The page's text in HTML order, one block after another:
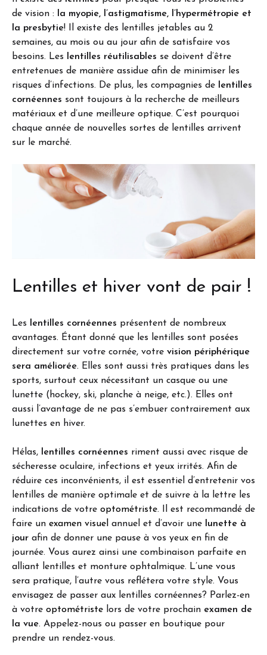
de vision : la myopie, l’astigmatisme, l’hypermétropie et
la presbytie! Il existe des lentilles jetables au 2
semaines, au mois ou au jour afin de satisfaire vos
besoins. Les lentilles réutilisables se doivent d’être
entretenues de manière assidue afin de minimiser les
risques d’infections. De plus, les compagnies de lentilles
cornéennes sont toujours à la recherche de meilleurs
matériaux et d’une meilleure optique. C’est pourquoi
chaque année de nouvelles sortes de lentilles arrivent
sur le marché.
Lentilles et hiver vont de pair !
Les lentilles cornéennes présentent de nombreux
avantages. Étant donné que les lentilles sont posées
directement sur votre cornée, votre vision périphérique
sera améliorée. Elles sont aussi très pratiques dans les
sports, surtout ceux nécessitant un casque ou une
lunette (hockey, ski, planche à neige, etc.). Elles ont
aussi l’avantage de ne pas s’embuer contrairement aux
lunettes en hiver.
Hélas, lentilles cornéennes riment aussi avec risque de
sécheresse oculaire, infections et yeux irrités. Afin de
réduire ces inconvénients, il est essentiel d’entretenir vos
lentilles de manière optimale et de suivre à la lettre les
indications de votre optométriste. Il est recommandé de
faire un examen visuel annuel et d’avoir une
lunette à
jour afin de donner une pause à vos yeux en fin de
journée. Vous aurez ainsi une combinaison parfaite en
alliant lentilles et monture ophtalmique. L’une vous
sera pratique, l’autre vous reflétera votre style. Vous
envisagez de passer aux lentilles cornéennes? Parlez-en
à votre optométriste lors de votre prochain examen de
la vue. Appelez-nous ou passer en boutique pour
prendre un rendez-vous.